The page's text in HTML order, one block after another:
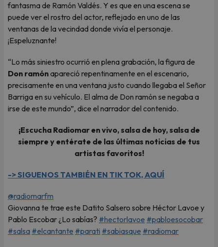
fantasma de Ramón Valdés. Y es que en una escena se
puede ver el rostro del actor, reflejado en uno de las
ventanas de la vecindad donde vivía el personaje.
¡Espeluznante!
“Lo más siniestro ocurrió en plena grabación, la figura de
Don ramónapareció repentinamente en el escenario,
precisamente en una ventana justo cuando llegaba el Señor
Barriga en su vehículo. El alma de Don ramón se negaba a
irse de este mundo”, dice el narrador del contenido.
¡Escucha Radiomar en vivo, salsa de hoy, salsa de
siempre y entérate de las últimas noticias de tus
artistas favoritos!
-> SIGUENOS TAMBIÉN EN TIK TOK, AQUÍ
@radiomarfm
Giovanna te trae este Datito Salsero sobre Héctor Lavoe y
Pablo Escobar ¿Lo sabías? #hectorlavoe #pabloesocobar
#salsa #elcantante #parati #sabiasque #radiomar